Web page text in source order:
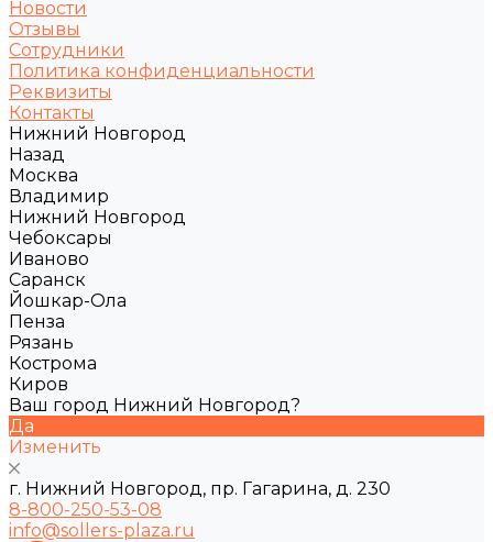
Новости
Отзывы
Сотрудники
Политика конфиденциальности
Реквизиты
Контакты
Нижний Новгород
Назад
Москва
Владимир
Нижний Новгород
Чебоксары
Иваново
Саранск
Йошкар-Ола
Пенза
Рязань
Кострома
Киров
Ваш город Нижний Новгород?
Да
Изменить
г. Нижний Новгород, пр. Гагарина, д. 230
8-800-250-53-08
info@sollers-plaza.ru